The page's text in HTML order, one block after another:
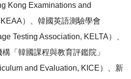
Kong Examinations and
）、韓國英語測驗學會
Testing Association, KELTA）、
「韓國課程與教育評鑑院」
and Evaluation, KICE）、新